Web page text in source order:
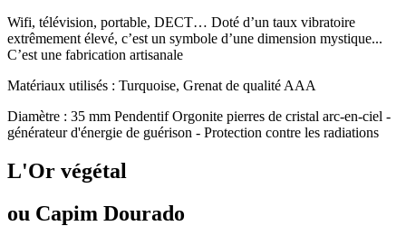
Wifi, télévision, portable, DECT… Doté d’un taux vibratoire
extrêmement élevé, c’est un symbole d’une dimension mystique...
C’est une fabrication artisanale
Matériaux utilisés : Turquoise, Grenat de qualité AAA
Diamètre : 35 mm Pendentif Orgonite pierres de cristal arc-en-ciel -
générateur d'énergie de guérison - Protection contre les radiations
L'Or végétal
ou Capim Dourado